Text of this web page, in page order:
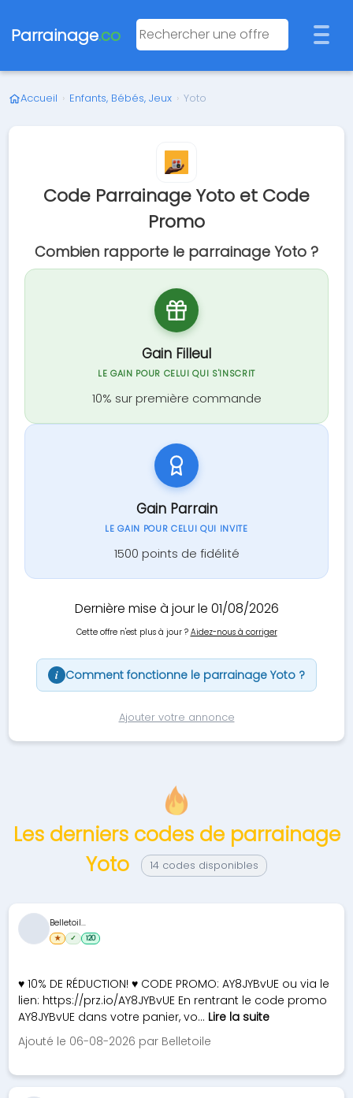
Parrainage.co
Accueil › Enfants, Bébés, Jeux › Yoto
Code Parrainage Yoto et Code
Promo
Combien rapporte le parrainage Yoto ?
Gain Filleul
LE GAIN POUR CELUI QUI S'INSCRIT
10% sur première commande
Gain Parrain
LE GAIN POUR CELUI QUI INVITE
1500 points de fidélité
Dernière mise à jour le 01/08/2026
Cette offre n'est plus à jour ? Aidez-nous à corriger
i Comment fonctionne le parrainage Yoto ?
Ajouter votre annonce
Les derniers codes de parrainage
Yoto
14 codes disponibles
♥ 10% DE RÉDUCTION! ♥ CODE PROMO: AY8JYBvUE ou via le
lien: https://prz.io/AY8JYBvUE En rentrant le code promo
AY8JYBvUE dans votre panier, vo... Lire la suite
Ajouté le 06-08-2026 par Belletoile
Belletoil...
★ ✓ 120